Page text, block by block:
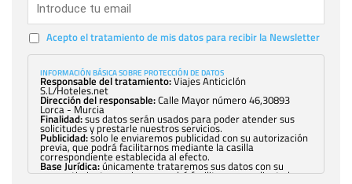
Acepto el tratamiento de mis datos para recibir la Newsletter
INFORMACIÓN BÁSICA SOBRE PROTECCIÓN DE DATOS
Responsable del tratamiento:Viajes Anticiclón
S.L/Hoteles.net
Dirección del responsable:Calle Mayor número 46,30893
Lorca - Murcia
Finalidad:sus datos serán usados para poder atender sus
solicitudes y prestarle nuestros servicios.
Publicidad:solo le enviaremos publicidad con su autorización
previa, que podrá facilitarnos mediante la casilla
correspondiente establecida al efecto.
Base Jurídica:únicamente trataremos sus datos con su
consentimiento previo, que podrá facilitarnos mediante la